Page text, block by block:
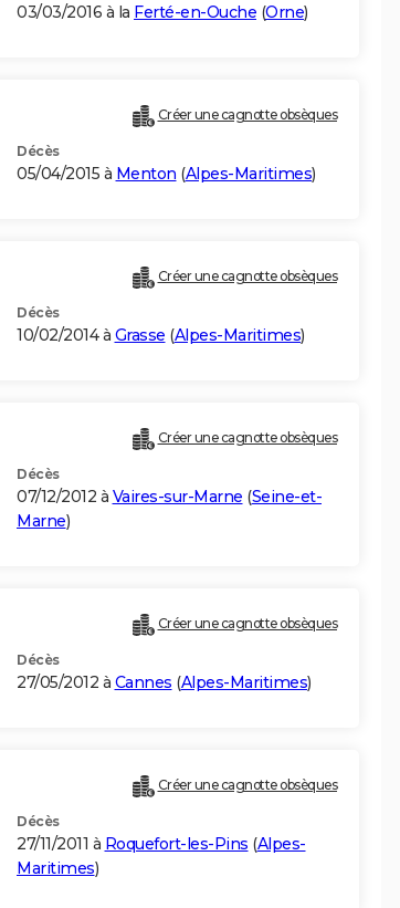
03/03/2016 à la Ferté-en-Ouche (Orne)
Créer une cagnotte obsèques
Décès
05/04/2015 à Menton (Alpes-Maritimes)
Créer une cagnotte obsèques
Décès
10/02/2014 à Grasse (Alpes-Maritimes)
Créer une cagnotte obsèques
Décès
07/12/2012 à Vaires-sur-Marne (Seine-et-
Marne)
Créer une cagnotte obsèques
Décès
27/05/2012 à Cannes (Alpes-Maritimes)
Créer une cagnotte obsèques
Décès
27/11/2011 à Roquefort-les-Pins (Alpes-
Maritimes)